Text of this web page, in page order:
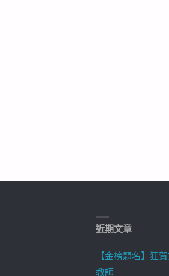
近期文章
【金榜題名】狂
教師